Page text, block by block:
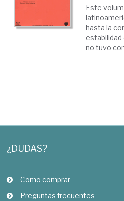
Este
hasta la
estabilidad
no tuvo
¿DUDAS?
Como comprar
Preguntas frecuentes